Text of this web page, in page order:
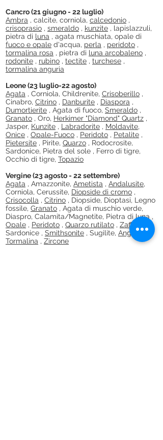
Cancro (21 giugno - 22 luglio)
Ambra , calcite, corniola, calcedonio ,
crisoprasio , smeraldo , kunzite , lapislazzuli,
pietra di luna , agata muschiata, opale di
fuoco e opale d'acqua, perla , peridoto ,
tormalina rosa , pietra di luna arcobaleno ,
rodonite , rubino , tectite , turchese ,
tormalina anguria
Leone (23 luglio-22 agosto)
Agata , Corniola, Childrenite, Crisoberillo ,
Cinabro, Citrino , Danburite , Diaspora ,
Dumortierite , Agata di fuoco, Smeraldo ,
Granato , Oro, Herkimer "Diamond" Quartz ,
Jasper, Kunzite , Labradorite , Moldavite,
Onice , Opale-Fuoco , Peridoto , Petalite ,
Pietersite , Pirite, Quarzo , Rodocrosite,
Sardonice, Pietra del sole , Ferro di tigre,
Occhio di tigre, Topazio
Vergine (23 agosto - 22 settembre)
Agata , Amazzonite, Ametista , Andalusite,
Corniola, Cerussite, Diopside di cromo ,
Crisocolla , Citrino , Diopside, Dioptasi, Legno
fossile, Granato , Agata di muschio verde,
Diaspro, Calamita/Magnetite, Pietra diluna ,
Opale , Peridoto , Quarzo rutilato , Zaffiro
Sardonice , Smithsonite , Sugilite, Anguria
Tormalina , Zircone